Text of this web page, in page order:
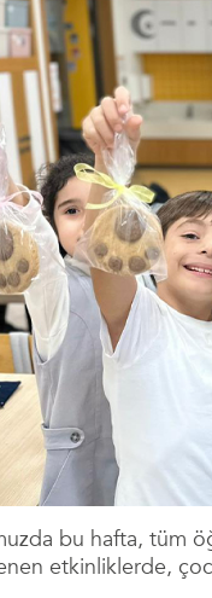
bu hafta, tüm
etkinliklerde,